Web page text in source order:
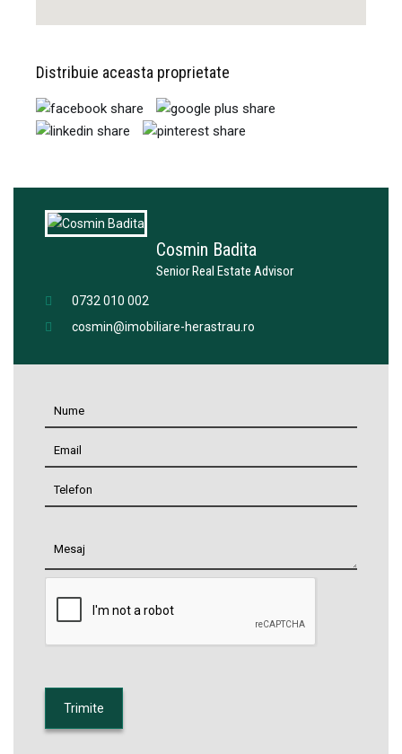
Distribuie aceasta proprietate
Cosmin Badita
Senior Real Estate Advisor
0732 010 002
cosmin@imobiliare-herastrau.ro